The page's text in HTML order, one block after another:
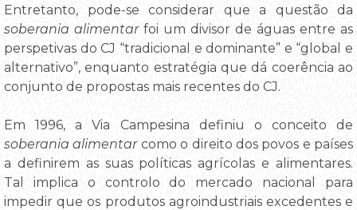
Entretanto, pode-se considerar que a questão da
soberania alimentarfoi um divisor de águas entre as
perspetivas do CJ “tradicional e dominante” e “global e
alternativo”, enquanto estratégia que dá coerência ao
conjunto de propostas mais recentes do CJ.
Em 1996, a Via Campesina definiu o conceito de
soberania alimentarcomo o direito dos povos e países
a definirem as suas políticas agrícolas e alimentares.
Tal implica o controlo do mercado nacional para
impedir que os produtos agroindustriais excedentes e